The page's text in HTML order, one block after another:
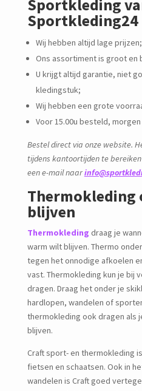
Sportkleding
Sportkleding24
Wij hebben altijd lage prijzen;
Ons assortiment is groot en
U krijgt altijd garantie, niet
kledingstuk;
Wij hebben een grote
Voor 15.00u besteld, morgen
Bestel direct via onze website.
tijdens kantoortijden te
een e-mail naar
Thermokleding
blijven
Thermokleding draag je
warm wilt blijven. Thermo
tegen het onnodige afkoelen
vast. Thermokleding kun je bij
dragen. Draag het onder je
hardlopen, wandelen of
thermokleding ook dragen als
blijven.
Craft sport- en thermokleding
fietsen en schaatsen. Ook in
wandelen is Craft goed